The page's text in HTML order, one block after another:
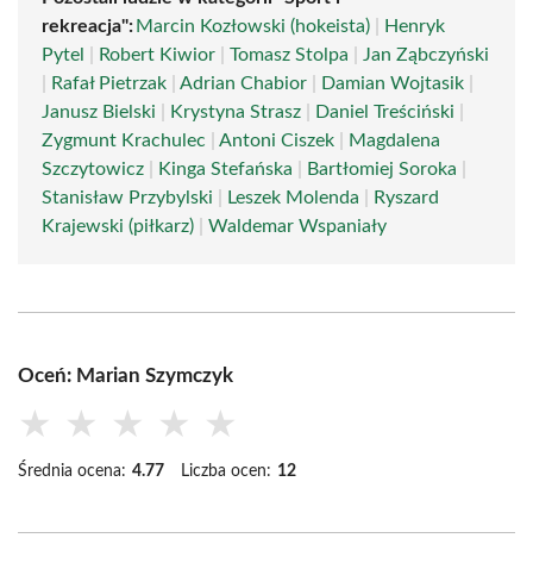
rekreacja": Marcin Kozłowski (hokeista)
Henryk
Pytel
Robert Kiwior Tomasz Stolpa
Jan Ząbczyński
Rafał Pietrzak Adrian Chabior Damian Wojtasik
Janusz Bielski
Krystyna Strasz Daniel Treściński
Zygmunt Krachulec
Antoni Ciszek
Magdalena
Szczytowicz
Kinga Stefańska Bartłomiej Soroka
Stanisław Przybylski
Leszek Molenda
Ryszard
Krajewski (piłkarz)
Waldemar Wspaniały
Oceń: Marian Szymczyk
★ ★ ★ ★ ★
Średnia ocena: 4.77 Liczba ocen: 12